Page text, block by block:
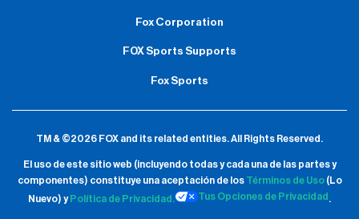
Fox Corporation
FOX Sports Supports
Fox Sports
TM & ©2026 FOX and its related entities.All Rights Reserved.
El uso de este sitio web (incluyendo todas y cada una de las partes y
componentes) constituye una aceptación de los Términos de Uso(Lo
Nuevo) y Política de Privacidad. Tus Opciones de Privacidad .